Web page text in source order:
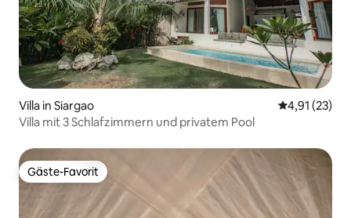
Villa in Siargao
4,91 (23)
Villa mit 3 Schlafzimmern und privatem Pool
Gäste-Favorit
Gäste-Favorit